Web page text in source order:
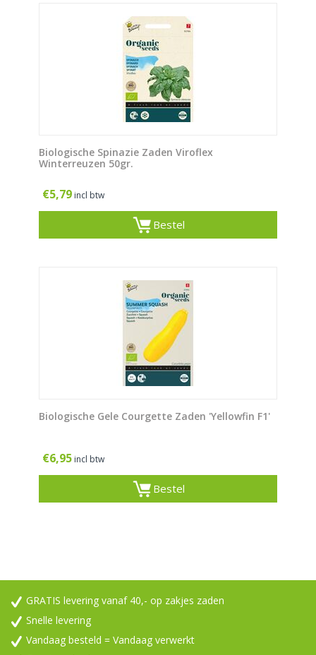
Biologische Spinazie Zaden Viroflex
Winterreuzen 50gr.
€5,79 incl btw
Bestel
Biologische Gele Courgette Zaden 'Yellowfin F1'
€6,95 incl btw
Bestel
GRATIS levering vanaf 40,- op zakjes zaden
Snelle levering
Vandaag besteld = Vandaag verwerkt